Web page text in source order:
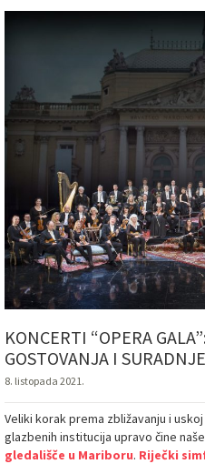
KONCERTI “OPERA
GOSTOVANJA I SURADNJE
8. listopada 2021.
Veliki korak prema zbližavanju i
glazbenih institucija upravo čine
gledališče u Mariboru. Riječki